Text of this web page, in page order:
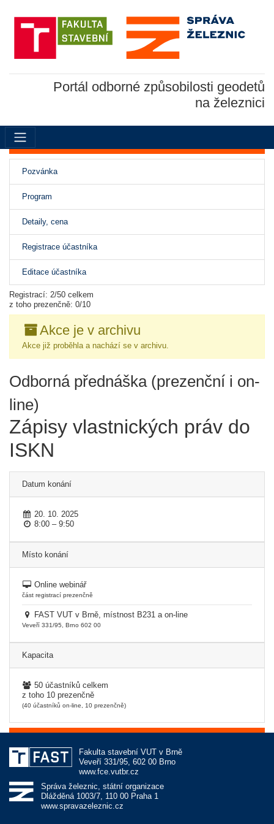
Portál odborné způsobilosti geodetů
na železnici
Pozvánka(aktivní)
Program
Detaily, cena
Registrace účastníka
Editace účastníka
Registrací: 2/50 celkem
z toho prezenčně: 0/10
Akce je v archivu
Akce již proběhla a nachází se v archivu.
Odborná přednáška (prezenční i on-
line)
Zápisy vlastnických práv do
ISKN
Datum konání
20. 10. 2025
8:00 – 9:50
Místo konání
Online webinář
část registrací prezenčně
FAST VUT v Brně, místnost B231 a on-line
Veveří 331/95, Brno 602 00
Kapacita
50 účastníků celkem
z toho 10 prezenčně
(40 účastníků on-line, 10 prezenčně)
Fakulta stavební VUT v Brně
Veveří 331/95, 602 00 Brno
www.fce.vutbr.cz
Správa železnic, státní organizace
Dlážděná 1003/7, 110 00 Praha 1
www.spravazeleznic.cz